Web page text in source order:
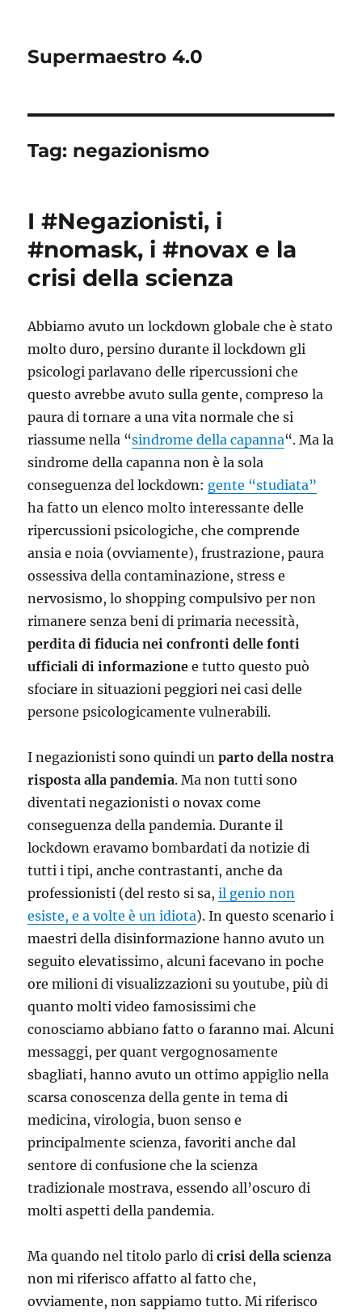
Supermaestro 4.0
Tag: negazionismo
I #Negazionisti, i
#nomask, i #novax e la
crisi della scienza
Abbiamo avuto un lockdown globale che è stato
molto duro, persino durante il lockdown gli
psicologi parlavano delle ripercussioni che
questo avrebbe avuto sulla gente, compreso la
paura di tornare a una vita normale che si
riassume nella “sindrome della capanna“. Ma la
sindrome della capanna non è la sola
conseguenza del lockdown: gente “studiata”
ha fatto un elenco molto interessante delle
ripercussioni psicologiche, che comprende
ansia e noia (ovviamente), frustrazione, paura
ossessiva della contaminazione, stress e
nervosismo, lo shopping compulsivo per non
rimanere senza beni di primaria necessità,
perdita di fiducia nei confronti delle fonti
ufficiali di informazione e tutto questo può
sfociare in situazioni peggiori nei casi delle
persone psicologicamente vulnerabili.
I negazionisti sono quindi unparto della nostra
risposta alla pandemia. Ma non tutti sono
diventati negazionisti o novax come
conseguenza della pandemia. Durante il
lockdown eravamo bombardati da notizie di
tutti i tipi, anche contrastanti, anche da
professionisti (del resto si sa,il genio non
esiste, e a volte è un idiota). In questo scenario i
maestri della disinformazione hanno avuto un
seguito elevatissimo, alcuni facevano in poche
ore milioni di visualizzazioni su youtube, più di
quanto molti video famosissimi che
conosciamo abbiano fatto o faranno mai. Alcuni
messaggi, per quant vergognosamente
sbagliati, hanno avuto un ottimo appiglio nella
scarsa conoscenza della gente in tema di
medicina, virologia, buon senso e
principalmente scienza, favoriti anche dal
sentore di confusione che la scienza
tradizionale mostrava, essendo all’oscuro di
molti aspetti della pandemia.
Ma quando nel titolo parlo dicrisi della scienza
non mi riferisco affatto al fatto che,
ovviamente, non sappiamo tutto. Mi riferisco